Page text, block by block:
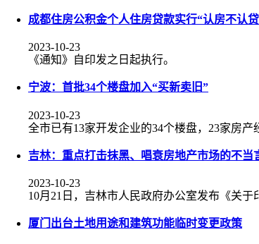
成都住房公积金个人住房贷款实行“认房不认
2023-10-23
《通知》自印发之日起执行。
宁波：首批34个楼盘加入“买新卖旧”
2023-10-23
全市已有13家开发企业的34个楼盘，23家房产
吉林：重点打击抹黑、唱衰房地产市场的不当
2023-10-23
10月21日，吉林市人民政府办公室发布《关
厦门出台土地用途和建筑功能临时变更政策